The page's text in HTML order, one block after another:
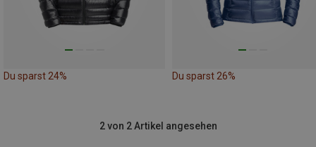
Du sparst 24% Du sparst 26%
2 von 2 Artikel angesehen